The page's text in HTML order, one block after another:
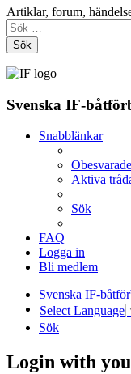
Artiklar, forum,
Sök
Svenska IF-
Snabblänkar
Aktiva
Sök
FAQ
Logga in
Bli medlem
Svenska IF-
Select Language
Sök
Login with